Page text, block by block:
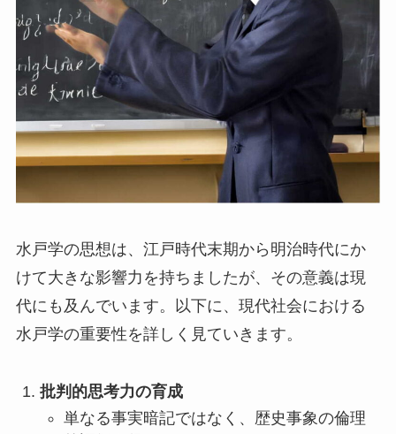
水戸学の思想は、江戸時代末期から明治時代にか
けて大きな影響力を持ちましたが、その意義は現
代にも及んでいます。以下に、現代社会における
水戸学の重要性を詳しく見ていきます。
批判的思考力の育成
単なる事実暗記ではなく、歴史事象の倫理